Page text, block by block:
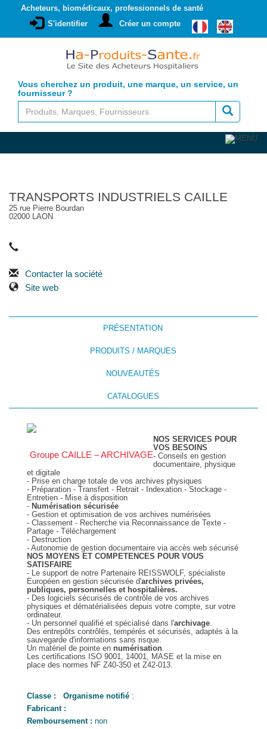
Acheteurs, biomédicaux, professionnels de santé
S'identifier
Créer un compte
Vous cherchez un produit, une marque, un service, un
fournisseur ?
TRANSPORTS INDUSTRIELS CAILLE
25 rue Pierre Bourdan
02000 LAON
Contacter la société
Site web
PRÉSENTATION
PRODUITS / MARQUES
NOUVEAUTÉS
CATALOGUES
Groupe CAILLE – ARCHIVAGE
NOS SERVICES POUR
VOS BESOINS
- Conseils en gestion
documentaire, physique
et digitale
- Prise en charge totale de vos archives physiques
- Préparation - Transfert - Retrait - Indexation - Stockage -
Entretien - Mise à disposition
- Numérisation sécurisée
- Gestion et optimisation de vos archives numérisées
- Classement - Recherche via Reconnaissance de Texte -
Partage - Téléchargement
- Destruction
- Autonomie de gestion documentaire via accès web sécurisé
NOS MOYENS ET COMPETENCES POUR VOUS
SATISFAIRE
- Le support de notre Partenaire REISSWOLF, spécialiste
Européen en gestion sécurisée d'archives privées,
publiques, personnelles et hospitalières.
- Des logiciels sécurisés de contrôle de vos archives
physiques et dématérialisées depuis votre compte, sur votre
ordinateur.
- Un personnel qualifié et spécialisé dans l'archivage.
Des entrepôts contrôlés, tempérés et sécurisés, adaptés à la
sauvegarde d'informations sans risque.
Un matériel de pointe en numérisation.
Les certifications ISO 9001, 14001, MASE et la mise en
place des normes NF Z40-350 et Z42-013.
Classe : Organisme notifié :
Fabricant :
Remboursement : non